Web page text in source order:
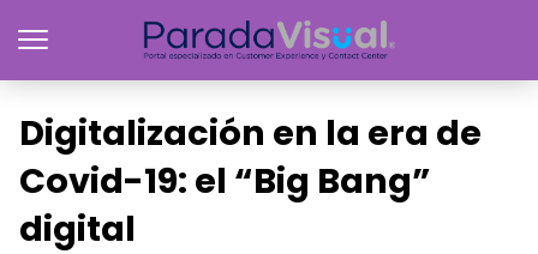
Digitalización en la era de
Covid-19: el “Big Bang”
digital